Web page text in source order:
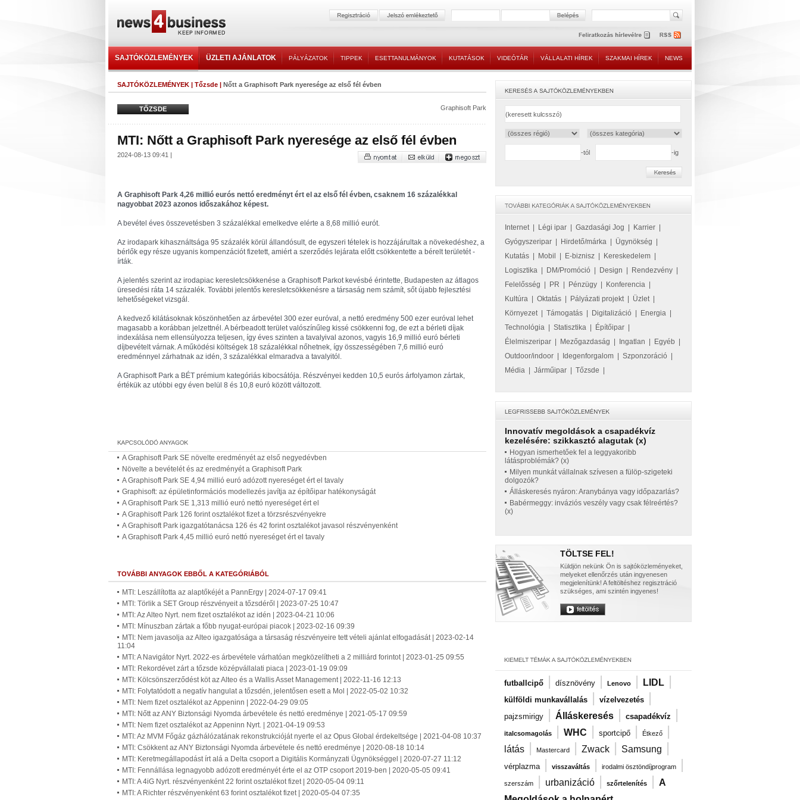
SAJTÓKÖZLEMÉNYEK ÜZLETI AJÁNLATOK PÁLYÁZATOK TIPPEK ESETTANULMÁNYOK KUTATÁSOK VIDEÓTÁR VÁLLALATI HÍREK SZAKMAI HÍREK NEWS
SAJTÓKÖZLEMÉNYEK | Tőzsde | Nőtt a Graphisoft Park nyeresége az első fél évben
TŐZSDE Graphisoft Park
MTI: Nőtt a Graphisoft Park nyeresége az első fél évben
2024-08-13 09:41 |
A Graphisoft Park 4,26 millió eurós nettó eredményt ért el az első fél évben, csaknem 16 százalékkal
nagyobbat 2023 azonos időszakához képest.
A bevétel éves összevetésben 3 százalékkal emelkedve elérte a 8,68 millió eurót.
Az irodapark kihasználtsága 95 százalék körül állandósult, de egyszeri tételek is hozzájárultak a növekedéshez, a
bérlők egy része ugyanis kompenzációt fizetett, amiért a szerződés lejárata előtt csökkentette a bérelt területét -
írták.
A jelentés szerint az irodapiac keresletcsökkenése a Graphisoft Parkot kevésbé érintette, Budapesten az átlagos
üresedési ráta 14 százalék. További jelentős keresletcsökkenésre a társaság nem számít, sőt újabb fejlesztési
lehetőségeket vizsgál.
A kedvező kilátásoknak köszönhetően az árbevétel 300 ezer euróval, a nettó eredmény 500 ezer euróval lehet
magasabb a korábban jelzettnél. A bérbeadott terület valószínűleg kissé csökkenni fog, de ezt a bérleti díjak
indexálása nem ellensúlyozza teljesen, így éves szinten a tavalyival azonos, vagyis 16,9 millió euró bérleti
díjbevételt várnak. A működési költségek 18 százalékkal nőhetnek, így összességében 7,6 millió euró
eredménnyel zárhatnak az idén, 3 százalékkal elmaradva a tavalyitól.
A Graphisoft Park a BÉT prémium kategóriás kibocsátója. Részvényei kedden 10,5 eurós árfolyamon zártak,
értékük az utóbbi egy éven belül 8 és 10,8 euró között változott.
A Graphisoft Park SE növelte eredményét az első negyedévben
Növelte a bevételét és az eredményét a Graphisoft Park
A Graphisoft Park SE 4,94 millió euró adózott nyereséget ért el tavaly
Graphisoft: az épületinformációs modellezés javítja az építőipar hatékonyságát
A Graphisoft Park SE 1,313 millió euró nettó nyereséget ért el
A Graphisoft Park 126 forint osztalékot fizet a törzsrészvényekre
A Graphisoft Park igazgatótanácsa 126 és 42 forint osztalékot javasol részvényenként
A Graphisoft Park 4,45 millió euró nettó nyereséget ért el tavaly
TOVÁBBI ANYAGOK EBBŐL A KATEGÓRIÁBÓL
MTI: Leszállította az alaptőkéjét a PannErgy | 2024-07-17 09:41
MTI: Törlik a SET Group részvényeit a tőzsdéről | 2023-07-25 10:47
MTI: Az Alteo Nyrt. nem fizet osztalékot az idén | 2023-04-21 10:06
MTI: Mínuszban zártak a főbb nyugat-európai piacok | 2023-02-16 09:39
MTI: Nem javasolja az Alteo igazgatósága a társaság részvényeire tett vételi ajánlat elfogadását | 2023-02-14
11:04
MTI: A Navigátor Nyrt. 2022-es árbevétele várhatóan megközelítheti a 2 milliárd forintot | 2023-01-25 09:55
MTI: Rekordévet zárt a tőzsde középvállalati piaca | 2023-01-19 09:09
MTI: Kölcsönszerződést köt az Alteo és a Wallis Asset Management | 2022-11-16 12:13
MTI: Folytatódott a negatív hangulat a tőzsdén, jelentősen esett a Mol | 2022-05-02 10:32
MTI: Nem fizet osztalékot az Appeninn | 2022-04-29 09:05
MTI: Nőtt az ANY Biztonsági Nyomda árbevétele és nettó eredménye | 2021-05-17 09:59
MTI: Nem fizet osztalékot az Appeninn Nyrt. | 2021-04-19 09:53
MTI: Az MVM Főgáz gázhálózatának rekonstrukcióját nyerte el az Opus Global érdekeltsége | 2021-04-08 10:37
MTI: Csökkent az ANY Biztonsági Nyomda árbevétele és nettó eredménye | 2020-08-18 10:14
MTI: Keretmegállapodást írt alá a Delta csoport a Digitális Kormányzati Ügynökséggel | 2020-07-27 11:12
MTI: Fennállása legnagyobb adózott eredményét érte el az OTP csoport 2019-ben | 2020-05-05 09:41
MTI: A 4iG Nyrt. részvényenként 22 forint osztalékot fizet | 2020-05-04 09:11
MTI: A Richter részvényenként 63 forint osztalékot fizet | 2020-05-04 07:35
-tól -ig
Internet| Légi ipar Gazdasági Jog Karrier
Gyógyszeripar
Hirdető/márka Ügynökség
Kutatás
Mobil E-biznisz Kereskedelem
Logisztika
DM/Promóció Design Rendezvény
Felelősség
PR Pénzügy Konferencia
Kultúra
Oktatás Pályázati projekt| Üzlet|
Környezet| Támogatás Digitalizáció Energia
Technológia
Statisztika Építőipar
Élelmiszeripar
Mezőgazdaság Ingatlan Egyéb
Outdoor/indoor
Idegenforgalom Szponzoráció
Média
Járműipar Tőzsde
Innovatív megoldások a csapadékvíz
kezelésére: szikkasztó alagutak (x)
Hogyan ismerhetőek fel a leggyakoribb
látásproblémák? (x)
Milyen munkát vállalnak szívesen a fülöp-szigeteki
dolgozók?
Álláskeresés nyáron: Aranybánya vagy időpazarlás?
Babérmeggy: inváziós veszély vagy csak félreértés?
(x)
TÖLTSE FEL!
Küldjön nekünk Ön is sajtóközleményeket,
melyeket ellenőrzés után ingyenesen
megjelenítünk! A feltöltéshez regisztráció
szükséges, ami szintén ingyenes!
futballcipő | dísznövény | Lenovo | LIDL |
külföldi munkavállalás | vízelvezetés |
pajzsmirigy | Álláskeresés | csapadékvíz |
italcsomagolás | WHC | sportcipő | Étkező |
látás | Mastercard | Zwack | Samsung |
vérplazma | visszaváltás | irodalmi ösztöndíjprogram |
szerszám | urbanizáció | szőrtelenítés | A